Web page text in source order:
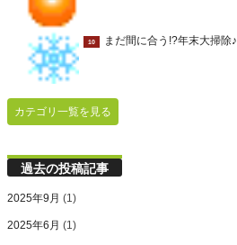
10 まだ間に合う!?年末大掃除♪
カテゴリ一覧を見る
過去の投稿記事
2025年9月 (1)
2025年6月 (1)